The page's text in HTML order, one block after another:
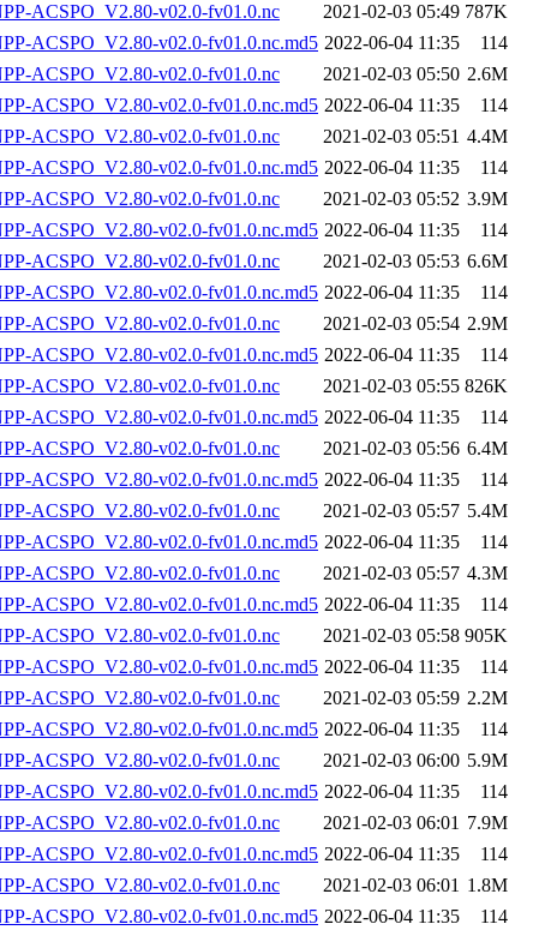
ACSPO_V2.80-v02.0-fv01.0.nc
2021-02-03 05:49 787K
ACSPO_V2.80-v02.0-fv01.0.nc.md5 2022-06-04 11:35
114
ACSPO_V2.80-v02.0-fv01.0.nc
2021-02-03 05:50 2.6M
ACSPO_V2.80-v02.0-fv01.0.nc.md5 2022-06-04 11:35
114
ACSPO_V2.80-v02.0-fv01.0.nc
2021-02-03 05:51 4.4M
ACSPO_V2.80-v02.0-fv01.0.nc.md5 2022-06-04 11:35
114
ACSPO_V2.80-v02.0-fv01.0.nc
2021-02-03 05:52 3.9M
ACSPO_V2.80-v02.0-fv01.0.nc.md5 2022-06-04 11:35
114
ACSPO_V2.80-v02.0-fv01.0.nc
2021-02-03 05:53 6.6M
ACSPO_V2.80-v02.0-fv01.0.nc.md5 2022-06-04 11:35
114
ACSPO_V2.80-v02.0-fv01.0.nc
2021-02-03 05:54 2.9M
ACSPO_V2.80-v02.0-fv01.0.nc.md5 2022-06-04 11:35
114
ACSPO_V2.80-v02.0-fv01.0.nc
2021-02-03 05:55 826K
ACSPO_V2.80-v02.0-fv01.0.nc.md5 2022-06-04 11:35
114
ACSPO_V2.80-v02.0-fv01.0.nc
2021-02-03 05:56 6.4M
ACSPO_V2.80-v02.0-fv01.0.nc.md5 2022-06-04 11:35
114
ACSPO_V2.80-v02.0-fv01.0.nc
2021-02-03 05:57 5.4M
ACSPO_V2.80-v02.0-fv01.0.nc.md5 2022-06-04 11:35
114
ACSPO_V2.80-v02.0-fv01.0.nc
2021-02-03 05:57 4.3M
ACSPO_V2.80-v02.0-fv01.0.nc.md5 2022-06-04 11:35
114
ACSPO_V2.80-v02.0-fv01.0.nc
2021-02-03 05:58 905K
ACSPO_V2.80-v02.0-fv01.0.nc.md5 2022-06-04 11:35
114
ACSPO_V2.80-v02.0-fv01.0.nc
2021-02-03 05:59 2.2M
ACSPO_V2.80-v02.0-fv01.0.nc.md5 2022-06-04 11:35
114
ACSPO_V2.80-v02.0-fv01.0.nc
2021-02-03 06:00 5.9M
ACSPO_V2.80-v02.0-fv01.0.nc.md5 2022-06-04 11:35
114
ACSPO_V2.80-v02.0-fv01.0.nc
2021-02-03 06:01 7.9M
ACSPO_V2.80-v02.0-fv01.0.nc.md5 2022-06-04 11:35
114
ACSPO_V2.80-v02.0-fv01.0.nc
2021-02-03 06:01 1.8M
ACSPO_V2.80-v02.0-fv01.0.nc.md5 2022-06-04 11:35
114